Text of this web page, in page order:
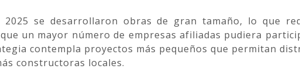
2025 se desarrollaron obras de gran tamaño, lo que
un mayor número de empresas afiliadas pudiera
contempla proyectos más pequeños que permitan
constructoras locales.